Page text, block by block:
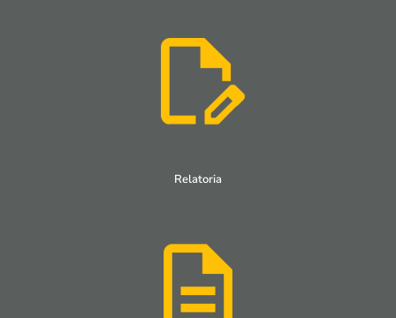
Relatoria